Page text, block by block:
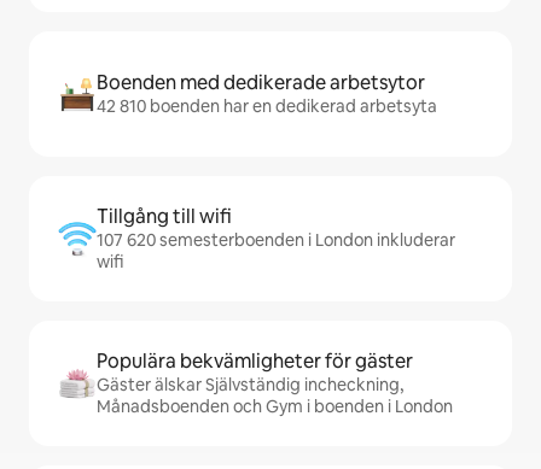
Boenden med dedikerade arbetsytor
42 810 boenden har en dedikerad arbetsyta
Tillgång till wifi
107 620 semesterboenden i London inkluderar
wifi
Populära bekvämligheter för gäster
Gäster älskar Självständig incheckning,
Månadsboenden och Gym i boenden i London